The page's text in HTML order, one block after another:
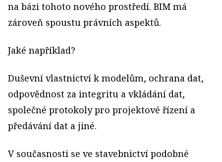
na bázi tohoto nového prostředí. BIM má
zároveň spoustu právních aspektů.
Jaké například?
Duševní vlastnictví k modelům, ochrana dat,
odpovědnost za integritu a vkládání dat,
společné protokoly pro projektové řízení a
předávání dat a jiné.
V současnosti se ve stavebnictví podobné